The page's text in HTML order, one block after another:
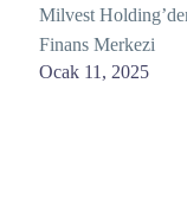
Milvest
Finans Merkezi
Ocak 11, 2025